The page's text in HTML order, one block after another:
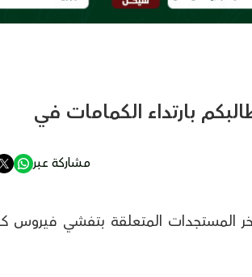
ونطالبكم بارتداء الكمامات في
مشاركة عبر
اخر المستجدات المتعلقة بتفشي فيروس